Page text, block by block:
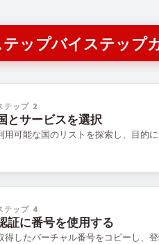
ップバイステップ
テップ 2
とサービスを選択
用可能な国のリストを探索し、目的に
テップ 4
証に番号を使用する
得したバーチャル番号をコピーし、